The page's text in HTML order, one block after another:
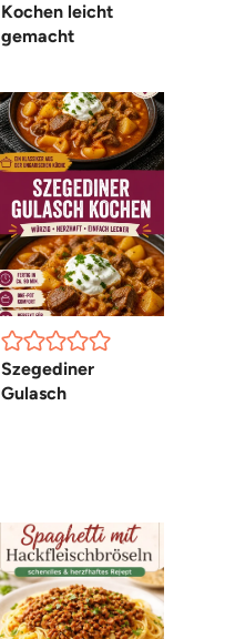
Kochen leicht
gemacht
Szegediner
Gulasch